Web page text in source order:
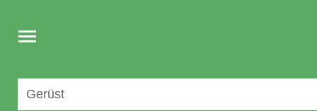
Toggle
navigation